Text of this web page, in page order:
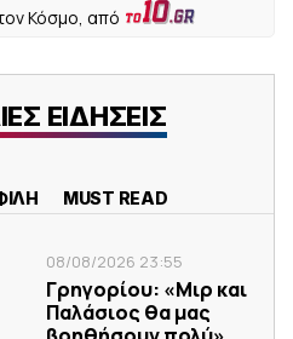
Κόσμο, από
ΕΙΔΗΣΕΙΣ
MUST READ
08/08/2026 23:55
Γρηγορίου: «Μιρ και
Παλάσιος θα μας